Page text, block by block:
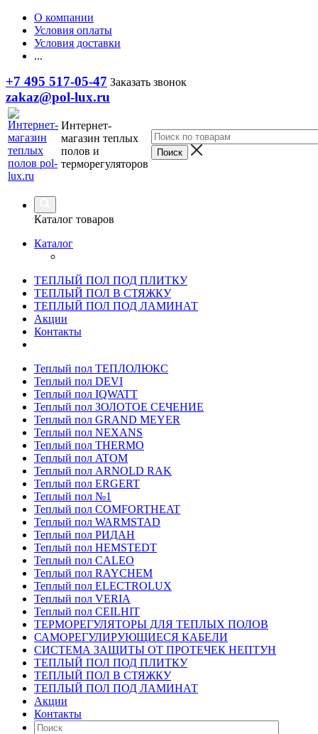
О компании
Условия оплаты
Условия доставки
...
+7 495 517-05-47 Заказать звонок
zakaz@pol-lux.ru
Интернет-
магазин теплых
полов и
терморегуляторов
Каталог товаров
Каталог
ТЕПЛЫЙ ПОЛ ПОД ПЛИТКУ
ТЕПЛЫЙ ПОЛ В СТЯЖКУ
ТЕПЛЫЙ ПОЛ ПОД ЛАМИНАТ
Акции
Контакты
Теплый пол ТЕПЛОЛЮКС
Теплый пол DEVI
Теплый пол IQWATT
Теплый пол ЗОЛОТОЕ СЕЧЕНИЕ
Теплый пол GRAND MEYER
Теплый пол NEXANS
Теплый пол THERMO
Теплый пол ATOM
Теплый пол ARNOLD RAK
Теплый пол ERGERT
Теплый пол №1
Теплый пол COMFORTHEAT
Теплый пол WARMSTAD
Теплый пол РИДАН
Теплый пол HEMSTEDT
Теплый пол CALEO
Теплый пол RAYCHEM
Теплый пол ELECTROLUX
Теплый пол VERIA
Теплый пол CEILHIT
ТЕРМОРЕГУЛЯТОРЫ ДЛЯ ТЕПЛЫХ ПОЛОВ
САМОРЕГУЛИРУЮЩИЕСЯ КАБЕЛИ
СИСТЕМА ЗАЩИТЫ ОТ ПРОТЕЧЕК НЕПТУН
ТЕПЛЫЙ ПОЛ ПОД ПЛИТКУ
ТЕПЛЫЙ ПОЛ В СТЯЖКУ
ТЕПЛЫЙ ПОЛ ПОД ЛАМИНАТ
Акции
Контакты